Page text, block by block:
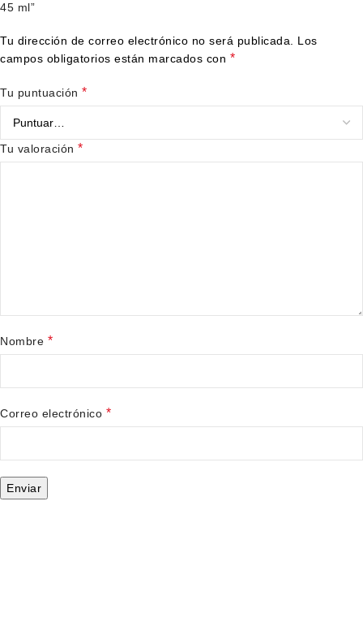
45 ml”
Tu dirección de correo electrónico no será publicada.
Los
campos obligatorios están marcados con *
Tu puntuación *
Tu valoración *
Nombre *
Correo electrónico *